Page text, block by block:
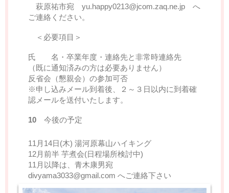
萩原祐市宛 yu.happy0213@jcom.zaq.ne.jp へ
ご連絡ください。
＜必要項目＞
氏 名・卒業年度・連絡先と非常時連絡先
（既に通知済みの方は必要ありません）
反省会（懇親会）の参加可否
※申し込みメール到着後、２～３日以内に到着確
認メールを送付いたします。
10 今後の予定
11月14日(木) 湯河原幕山ハイキング
12月前半 芋煮会(日程場所検討中)
11月以降は、青木康男宛
divyama3033@gmail.com へご連絡下さい